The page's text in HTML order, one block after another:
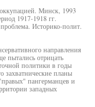
Минск, 1993
1917-1918 гг.
Историко-полит.
направления
пытались отрицать
политики в годы
захватнические планы
пангерманцев и
западных